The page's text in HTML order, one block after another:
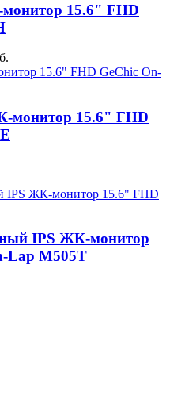
15.6" FHD
монитор 15.6" FHD
IPS ЖК-монитор
Lap M505T